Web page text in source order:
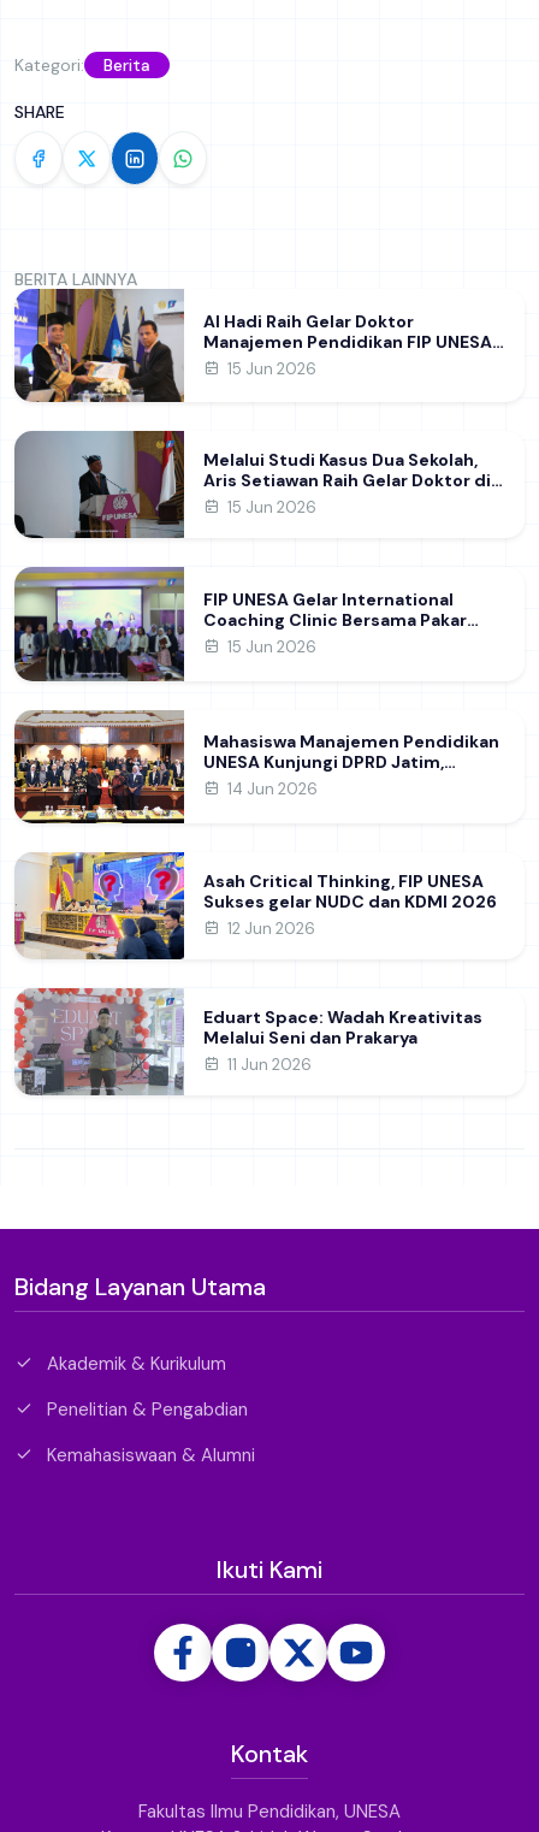
Kategori: Berita
SHARE
BERITA LAINNYA
Al Hadi Raih Gelar Doktor
Manajemen Pendidikan FIP UNESA
melalui Riset Pembentukan
15 Jun 2026
Melalui Studi Kasus Dua Sekolah,
Aris Setiawan Raih Gelar Doktor di
FIP UNESA Usai Kupas Manajemen
15 Jun 2026
FIP UNESA Gelar International
Coaching Clinic Bersama Pakar
Khon Kaen University Thailand,
Ilmiah Internasional dukung SDG 4
15 Jun 2026
Mahasiswa Manajemen Pendidikan
UNESA Kunjungi DPRD Jatim,
Perdalam Pemahaman Kebijakan
14 Jun 2026
Asah Critical Thinking, FIP UNESA
Sukses gelar NUDC dan KDMI 2026
12 Jun 2026
Eduart Space: Wadah Kreativitas
Melalui Seni dan Prakarya
11 Jun 2026
Bidang Layanan Utama
Akademik & Kurikulum
Penelitian & Pengabdian
Kemahasiswaan & Alumni
Ikuti Kami
Kontak
Fakultas Ilmu Pendidikan, UNESA